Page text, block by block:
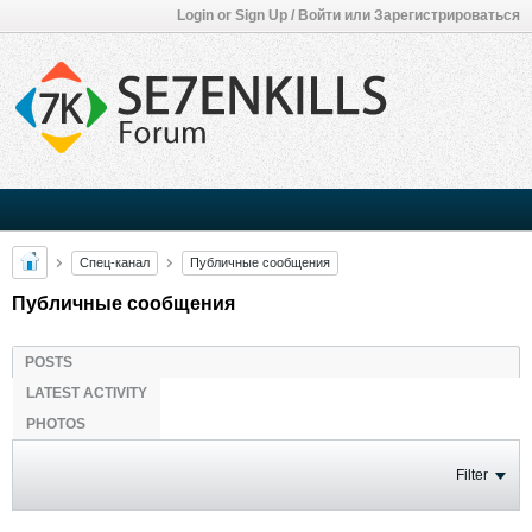
Login or Sign Up / Войти или Зарегистрироваться
Спец-канал Публичные сообщения
Публичные сообщения
POSTS
LATEST ACTIVITY
PHOTOS
Filter